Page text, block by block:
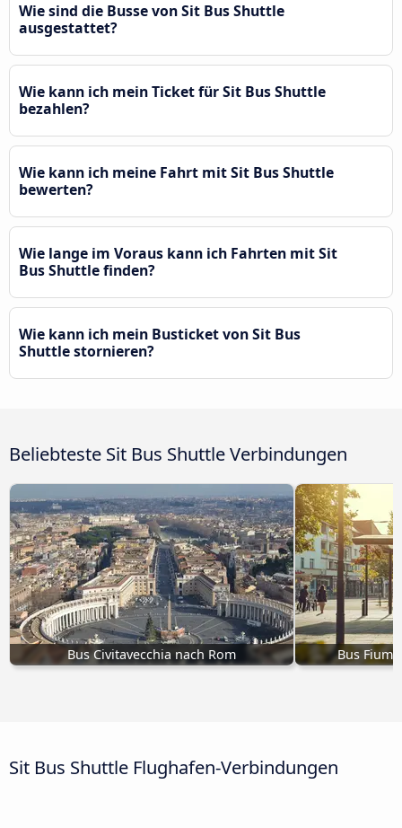
Wie sind die Busse von Sit Bus Shuttle
ausgestattet?
Wie kann ich mein Ticket für Sit Bus Shuttle
bezahlen?
Wie kann ich meine Fahrt mit Sit Bus Shuttle
bewerten?
Wie lange im Voraus kann ich Fahrten mit Sit
Bus Shuttle finden?
Wie kann ich mein Busticket von Sit Bus
Shuttle stornieren?
Beliebteste Sit Bus Shuttle Verbindungen
Bus Civitavecchia nach Rom Bus
Sit Bus Shuttle Flughafen-Verbindungen